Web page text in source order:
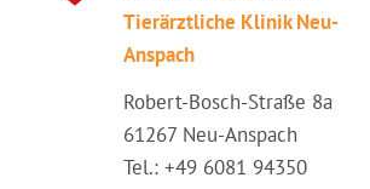
Tierärztliche Klinik Neu-
Anspach
Robert-Bosch-Straße 8a
61267 Neu-Anspach
Tel.: +49 6081 94350